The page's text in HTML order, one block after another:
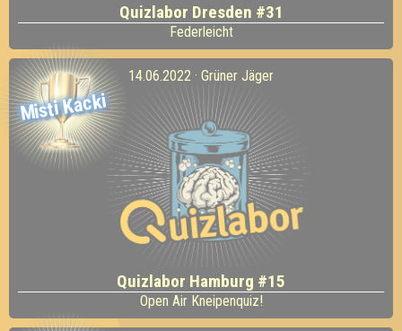
Quizlabor Dresden #31
Federleicht
Misti Kacki
14.06.2022 · Grüner Jäger
Quizlabor Hamburg #15
Open Air Kneipenquiz!